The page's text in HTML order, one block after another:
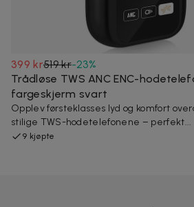
399 kr519 kr-23%
Trådløse TWS ANC ENC-
fargeskjerm svart
Opplev førsteklasses lyd og komfort
stilige TWS-hodetelefonene – perfekt...
9 kjøpte